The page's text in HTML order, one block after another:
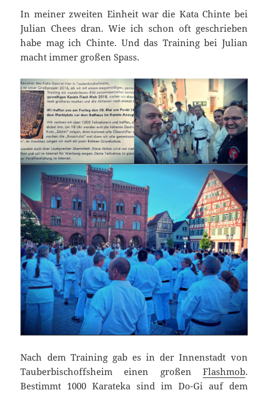
In meiner zweiten Einheit war die Kata Chinte bei
Julian Chees dran. Wie ich schon oft geschrieben
habe mag ich Chinte. Und das Training bei Julian
macht immer großen Spass.
Nach dem Training gab es in der Innenstadt von
Tauberbischoffsheim einen großen Flashmob.
Bestimmt 1000 Karateka sind im Do-Gi auf dem